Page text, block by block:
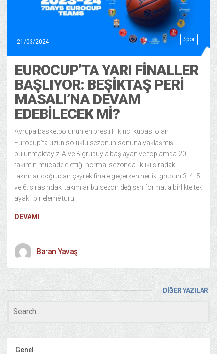
Spor
21/03/2024
EUROCUP’TA YARI FINALLER
BAŞLIYOR: BEŞIKTAŞ PERI
MASALI’NA DEVAM
EDEBILECEK MI?
Avrupa basketbolunun en prestijli ikinci kupası olan
Eurocup’ta uzun soluklu sezonun sonuna yaklaşmış
bulunmaktayız. A ve B grubuyla başlayan ve toplamda 20
takımın mücadele ettiği normal sezonda ilk iki sıradaki
takımlar doğrudan çeyrek finale geçerken her iki grubun 3, 4, 5
ve 6. sırasındaki takımlar bu sezon değişen formatla birlikte tek
ayaklı bir eleme turu
DEVAMI
Baran Yavaş
DİĞER YAZILAR
Genel